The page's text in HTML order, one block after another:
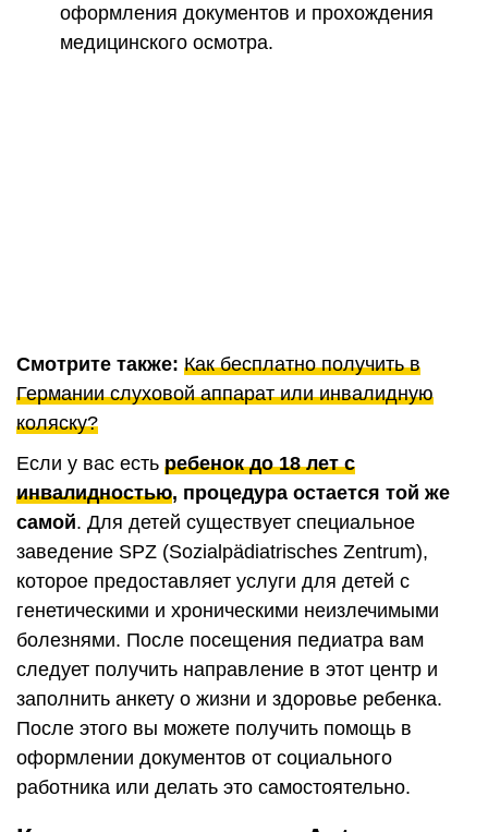
оформления документов и прохождения
медицинского осмотра.
Смотрите также: Как бесплатно получить в
Германии слуховой аппарат или инвалидную
коляску?
Если у вас есть ребенок до 18 лет с
инвалидностью, процедура остается той же
самой. Для детей существует специальное
заведение SPZ (Sozialpädiatrisches Zentrum),
которое предоставляет услуги для детей с
генетическими и хроническими неизлечимыми
болезнями. После посещения педиатра вам
следует получить направление в этот центр и
заполнить анкету о жизни и здоровье ребенка.
После этого вы можете получить помощь в
оформлении документов от социального
работника или делать это самостоятельно.